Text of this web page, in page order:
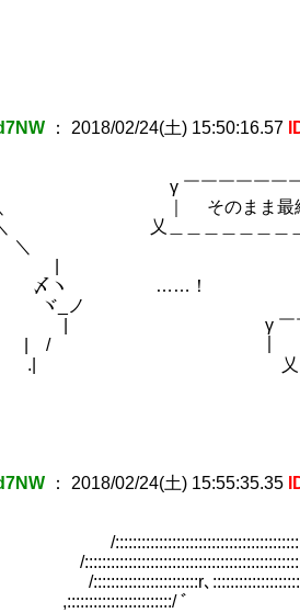
： 2018/02/24(土) 15:50:16.57
￣￣￣￣￣￣￣￣￣￣
まま最終決戦まで
＿＿＿＿＿＿＿＿＿＿
＼
） |
〆ヽ ……！
￣￣￣￣￣
｜ 極めて高い
＿＿＿＿＿＿
： 2018/02/24(土) 15:55:35.35
､
ﾞ ￣￣￣￣￣ ｀